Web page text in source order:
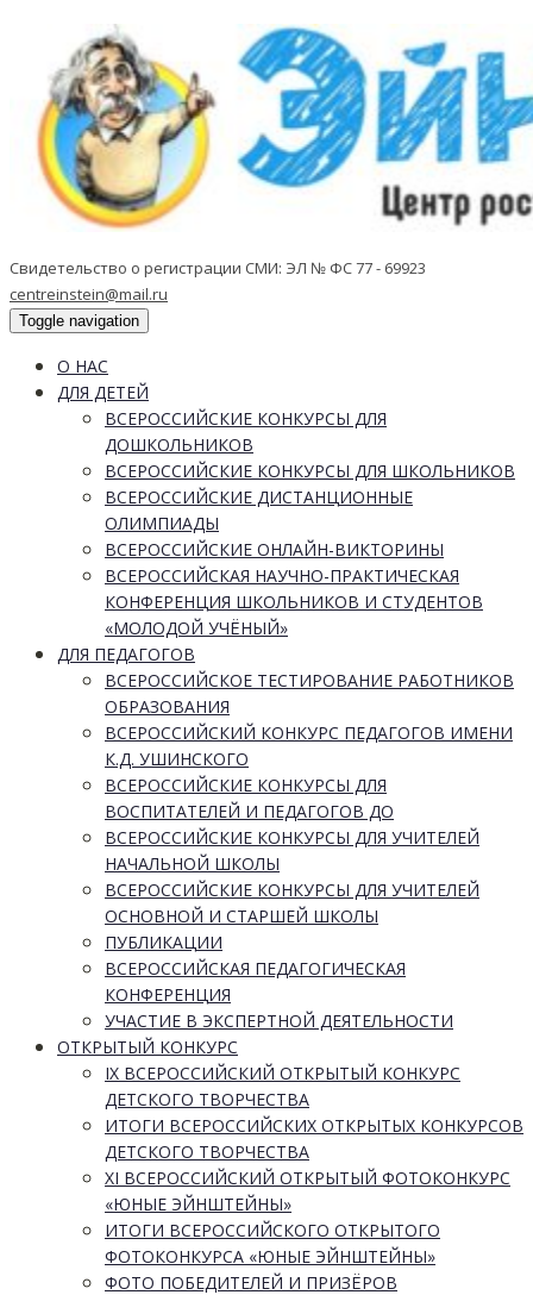
Свидетельство о регистрации СМИ: ЭЛ № ФС 77 - 69923
centreinstein@mail.ru
Toggle navigation
О НАС
ДЛЯ ДЕТЕЙ
ВСЕРОССИЙСКИЕ КОНКУРСЫ ДЛЯ
ДОШКОЛЬНИКОВ
ВСЕРОССИЙСКИЕ КОНКУРСЫ ДЛЯ ШКОЛЬНИКОВ
ВСЕРОССИЙСКИЕ ДИСТАНЦИОННЫЕ
ОЛИМПИАДЫ
ВСЕРОССИЙСКИЕ ОНЛАЙН-ВИКТОРИНЫ
ВСЕРОССИЙСКАЯ НАУЧНО-ПРАКТИЧЕСКАЯ
КОНФЕРЕНЦИЯ ШКОЛЬНИКОВ И СТУДЕНТОВ
«МОЛОДОЙ УЧЁНЫЙ»
ДЛЯ ПЕДАГОГОВ
ВСЕРОССИЙСКОЕ ТЕСТИРОВАНИЕ РАБОТНИКОВ
ОБРАЗОВАНИЯ
ВСЕРОССИЙСКИЙ КОНКУРС ПЕДАГОГОВ ИМЕНИ
К.Д. УШИНСКОГО
ВСЕРОССИЙСКИЕ КОНКУРСЫ ДЛЯ
ВОСПИТАТЕЛЕЙ И ПЕДАГОГОВ ДО
ВСЕРОССИЙСКИЕ КОНКУРСЫ ДЛЯ УЧИТЕЛЕЙ
НАЧАЛЬНОЙ ШКОЛЫ
ВСЕРОССИЙСКИЕ КОНКУРСЫ ДЛЯ УЧИТЕЛЕЙ
ОСНОВНОЙ И СТАРШЕЙ ШКОЛЫ
ПУБЛИКАЦИИ
ВСЕРОССИЙСКАЯ ПЕДАГОГИЧЕСКАЯ
КОНФЕРЕНЦИЯ
УЧАСТИЕ В ЭКСПЕРТНОЙ ДЕЯТЕЛЬНОСТИ
ОТКРЫТЫЙ КОНКУРС
IX ВСЕРОССИЙСКИЙ ОТКРЫТЫЙ КОНКУРС
ДЕТСКОГО ТВОРЧЕСТВА
ИТОГИ ВСЕРОССИЙСКИХ ОТКРЫТЫХ КОНКУРСОВ
ДЕТСКОГО ТВОРЧЕСТВА
XI ВСЕРОССИЙСКИЙ ОТКРЫТЫЙ ФОТОКОНКУРС
«ЮНЫЕ ЭЙНШТЕЙНЫ»
ИТОГИ ВСЕРОССИЙСКОГО ОТКРЫТОГО
ФОТОКОНКУРСА «ЮНЫЕ ЭЙНШТЕЙНЫ»
ФОТО ПОБЕДИТЕЛЕЙ И ПРИЗЁРОВ